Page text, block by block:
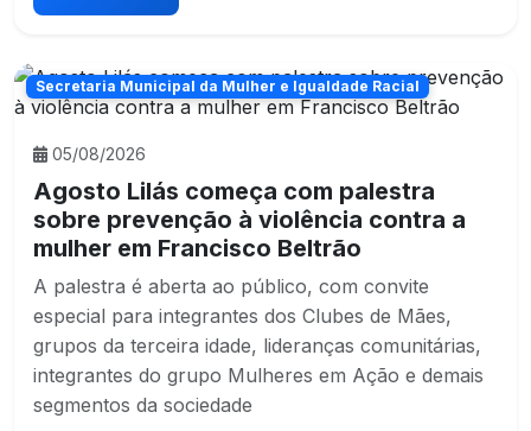
Secretaria Municipal da Mulher e Igualdade Racial
05/08/2026
Agosto Lilás começa com palestra
sobre prevenção à violência contra a
mulher em Francisco Beltrão
A palestra é aberta ao público, com convite
especial para integrantes dos Clubes de Mães,
grupos da terceira idade, lideranças comunitárias,
integrantes do grupo Mulheres em Ação e demais
segmentos da sociedade